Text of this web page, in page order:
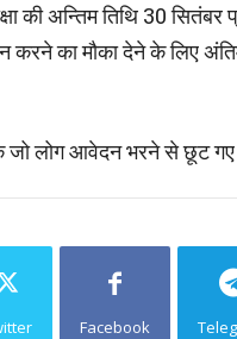
की अन्तिम तिथि 30 सितंबर
करने का मौका देने के लिए
कि जो लोग आवेदन भरने से
Facebook